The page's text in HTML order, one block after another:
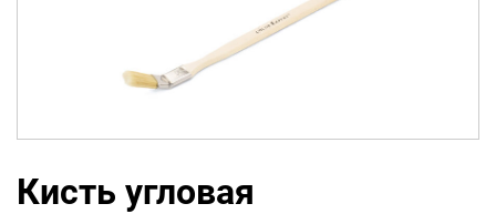
Кисть угловая